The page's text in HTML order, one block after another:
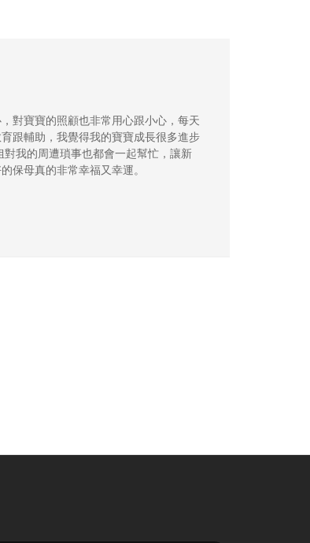
對寶寶的照顧也非常用心跟小心，每天
跟輔助，我覺得我的寶寶成長很多進步
我的周遭瑣事也都會一起幫忙，讓新
保母真的非常幸福又幸運。